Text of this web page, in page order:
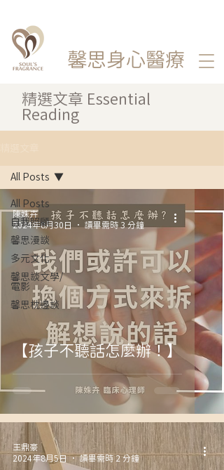
馨思身心醫療
精選文章 Essential
Reading
All Posts
自我照顧
馨思漫談
多元文化
馨思談文學/
電影
馨思枕邊談
All Posts
【孩子不聽話怎麼辦！】
陳姝卉
2024年8月30日
讀畢需時 3 分鐘
王鼎豪
2024年8月5日
讀畢需時 2 分鐘